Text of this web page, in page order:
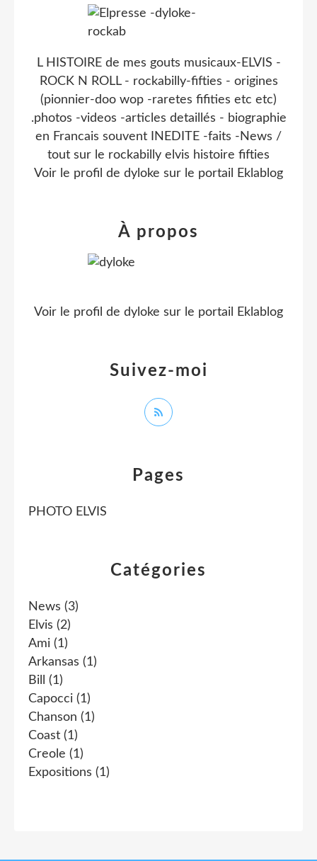
Catégories
News (3)
Elvis (2)
Ami (1)
Arkansas (1)
Bill
(1)
Capocci (1)
Chanson (1)
Coast (1)
Creole (1)
Expositions (1)
Pages
PHOTO ELVIS
L HISTOIRE de mes gouts musicaux-ELVIS -
ROCK N ROLL - rockabilly-fifties - origines
(pionnier-doo wop -raretes fifities etc etc)
.photos -videos -articles detaillés - biographie
en Francais souvent INEDITE -faits -News /
tout sur le rockabilly elvis histoire fifties
Voir le profil de dyloke sur le portail Eklablog
Suivez-moi
À propos
Voir le profil de dyloke sur le portail Eklablog